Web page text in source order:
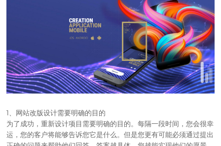
1、网站改版设计需要明确的目的
为了成功，重新设计项目需要明确的目的。每隔一段时间，您会很幸
运，您的客户将能够告诉您它是什么。但是您更有可能必须通过提出